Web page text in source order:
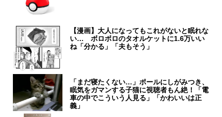
【漫画】大人になってもこれがないと眠れな
い… ボロボロのタオルケットに1.6万いい
ね「分かる」「夫もそう」
「まだ寝たくない…」ポールにしがみつき、
眠気をガマンする子猫に視聴者もん絶！「電
車の中でこういう人見る」「かわいいは正
義」